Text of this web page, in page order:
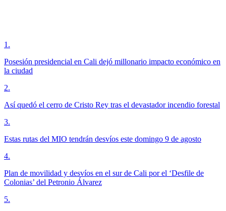
1 .
Posesión presidencial en Cali dejó millonario impacto económico en
la ciudad
2.
Así quedó el cerro de Cristo Rey tras el devastador incendio forestal
3.
Estas rutas del MIO tendrán desvíos este domingo 9 de agosto
4.
Plan de movilidad y desvíos en el sur de Cali por el ‘Desfile de
Colonias’ del Petronio Álvarez
5.